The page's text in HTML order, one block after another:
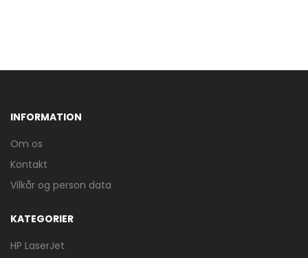
INFORMATION
Om os
Kontakt
Vilkår og person data
KATEGORIER
HP LaserJet